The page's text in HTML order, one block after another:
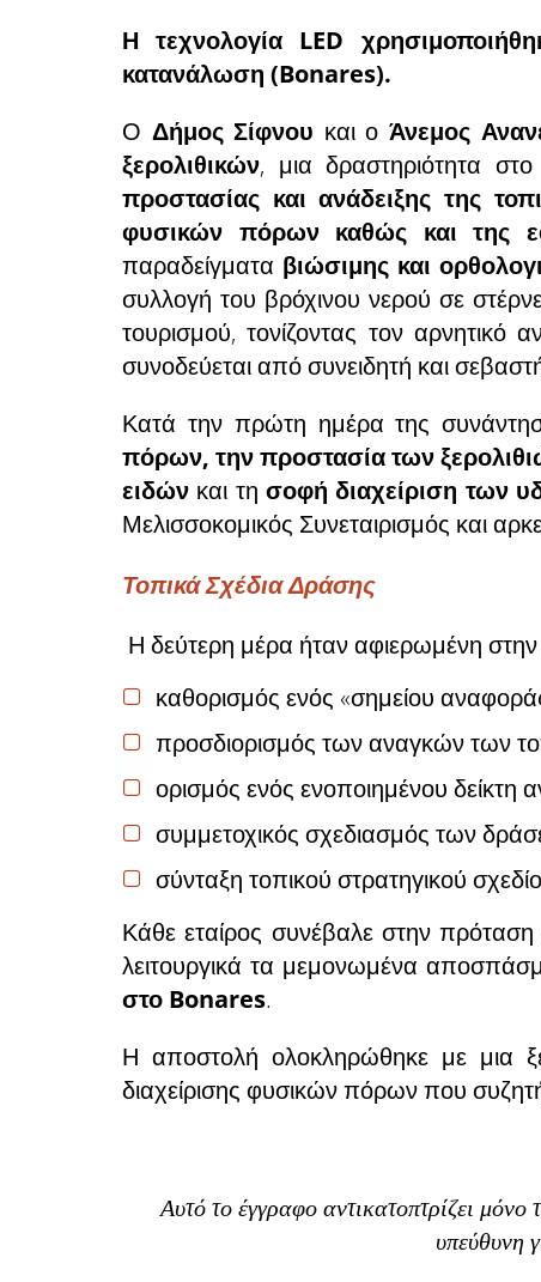
Η τεχνολογία LED
κατανάλωση (Bonares).
Ο Δήμος Σίφνου και οΆνεμος
ξερολιθικών, μια δραστηριότητα
προστασίας και ανάδειξης της
φυσικών πόρων καθώς και της
παραδείγματα βιώσιμης και
συλλογή του βρόχινου νερού σε
τουρισμού, τονίζοντας τον
συνοδεύεται από συνειδητή και
Κατά την πρώτη ημέρα της
πόρων, την προστασία των
ειδών και τησοφή διαχείριση των
Μελισσοκομικός Συνεταιρισμός και
Τοπικά Σχέδια Δράσης
Η δεύτερη μέρα ήταν αφιερωμένη
καθορισμός ενός «σημείου
προσδιορισμός των αναγκών των
ορισμός ενός ενοποιημένου
συμμετοχικός σχεδιασμός των
σύνταξη τοπικού στρατηγικού
Κάθε εταίρος συνέβαλε στην
λειτουργικά τα μεμονωμένα
στο Bonares.
Η αποστολή ολοκληρώθηκε με μια
διαχείρισης φυσικών πόρων που
Αυτό το έγγραφο αντικατοπτρίζει
υπεύθυνη